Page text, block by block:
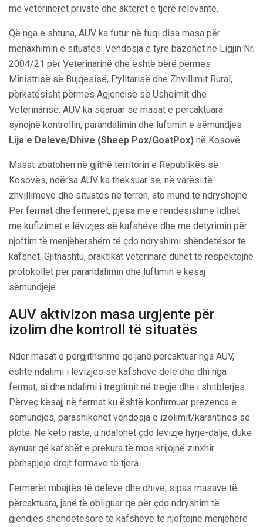
me veterinerët privatë dhe akterët e tjerë relevantë.
Që nga e shtuna, AUV ka futur në fuqi disa masa për
menaxhimin e situatës. Vendosja e tyre bazohet në Ligjin Nr.
2004/21 për Veterinarinë dhe është bërë përmes
Ministrisë së Bujqësisë, Pylltarisë dhe Zhvillimit Rural,
përkatësisht përmes Agjencisë së Ushqimit dhe
Veterinarisë. AUV ka sqaruar se masat e përcaktuara
synojnë kontrollin, parandalimin dhe luftimin e sëmundjes
Lija e Deleve/Dhive (Sheep Pox/GoatPox) në Kosovë.
Masat zbatohen në gjithë territorin e Republikës së
Kosovës, ndërsa AUV ka theksuar se, në varësi të
zhvillimeve dhe situatës në terren, ato mund të ndryshojnë.
Për fermat dhe fermerët, pjesa më e rëndësishme lidhet
me kufizimet e lëvizjes së kafshëve dhe me detyrimin për
njoftim të menjëhershëm të çdo ndryshimi shëndetësor te
kafshët. Gjithashtu, praktikat veterinare duhet të respektojnë
protokollet për parandalimin dhe luftimin e kësaj
sëmundjeje.
AUV aktivizon masa urgjente për
izolim dhe kontroll të situatës
Ndër masat e përgjithshme që janë përcaktuar nga AUV,
është ndalimi i lëvizjes së kafshëve dele dhe dhi nga
fermat, si dhe ndalimi i tregtimit në tregje dhe i shitblerjes.
Përveç kësaj, në fermat ku është konfirmuar prezenca e
sëmundjes, parashikohet vendosja e izolimit/karantinës së
plotë. Në këto raste, u ndalohet çdo lëvizje hyrje-dalje, duke
synuar që kafshët e prekura të mos krijojnë zinxhir
përhapjeje drejt fermave të tjera.
Fermerët mbajtës të deleve dhe dhive, sipas masave të
përcaktuara, janë të obliguar që për çdo ndryshim të
gjendjes shëndetësore të kafshëve të njoftojnë menjëherë